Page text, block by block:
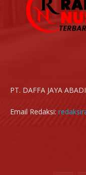
PT. DAFFA JAYA ABADI
Email Redaksi: